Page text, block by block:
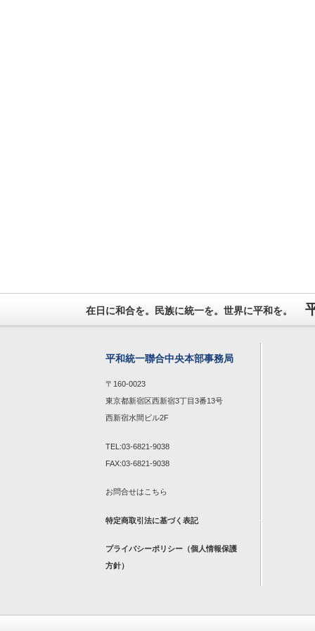
在日に和合を。民族に統一を。世界に平和を。
平和統一聯合中央本部事務局
〒160-0023
東京都新宿区西新宿3丁目3番13号
西新宿水間ビル2F
TEL:03-6821-9038
FAX:03-6821-9038
お問合せは こちら
特定商取引法に基づく表記
プライバシーポリシー（個人情報保護
方針）